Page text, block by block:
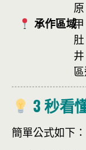
承作區域
3 秒看
簡單公式如下：